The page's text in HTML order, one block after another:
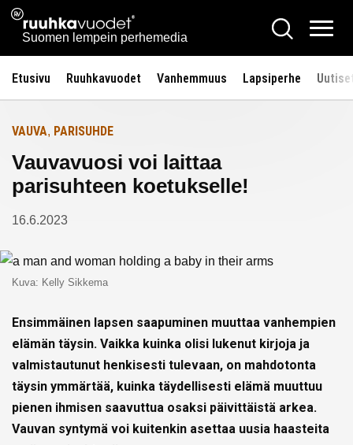
Siirry
sisältöön
Ruuhkavuodet.fi
Suomen lempein perhemedia
Hae
Etusivu Ruuhkavuodet Vanhemmuus Lapsiperhe
Etusivulle
VAUVA, PARISUHDE
Vauvavuosi voi laittaa
parisuhteen koetukselle!
16.6.2023
Kuva: Kelly Sikkema
Ensimmäinen lapsen saapuminen muuttaa vanhempien
elämän täysin. Vaikka kuinka olisi lukenut kirjoja ja
valmistautunut henkisesti tulevaan, on mahdotonta
täysin ymmärtää, kuinka täydellisesti elämä muuttuu
pienen ihmisen saavuttua osaksi päivittäistä arkea.
Vauvan syntymä voi kuitenkin asettaa uusia haasteita